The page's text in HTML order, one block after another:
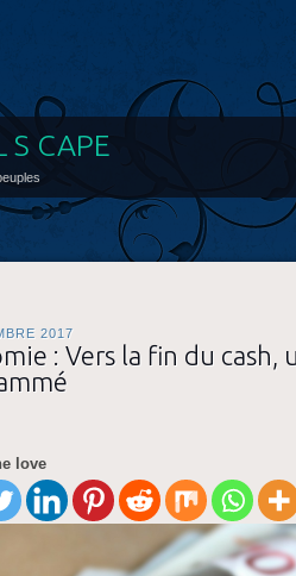
S CAPE
2017
: Vers la fin du cash,
love